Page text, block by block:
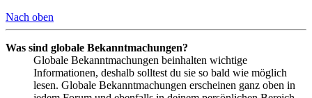
Nach oben
Was sind globale Bekanntmachungen?
Globale Bekanntmachungen beinhalten wichtige
Informationen, deshalb solltest du sie so bald wie möglich
lesen. Globale Bekanntmachungen erscheinen ganz oben in